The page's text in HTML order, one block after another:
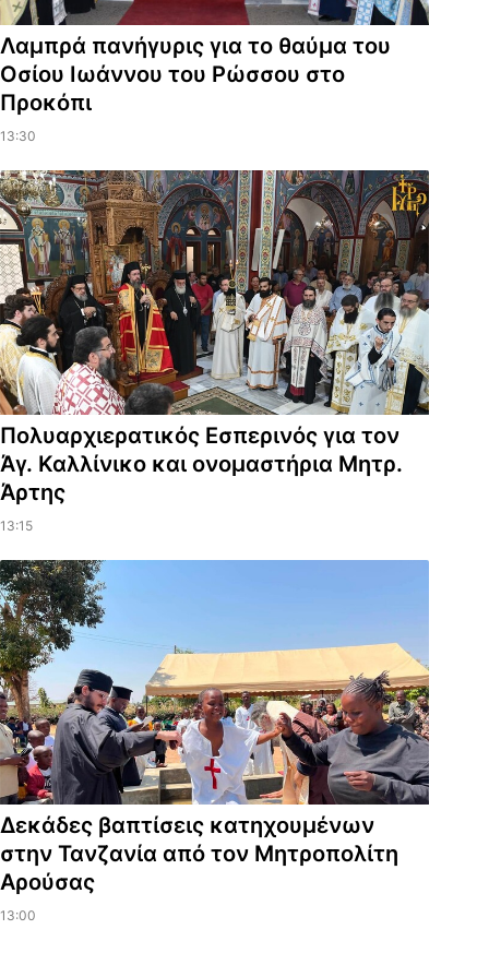
Λαμπρά πανήγυρις για το θαύμα του
Οσίου Ιωάννου του Ρώσσου στο
Προκόπι
13:30
Πολυαρχιερατικός Εσπερινός για τον
Άγ. Καλλίνικο και ονομαστήρια Μητρ.
Άρτης
13:15
Δεκάδες βαπτίσεις κατηχουμένων
στην Τανζανία από τον Μητροπολίτη
Αρούσας
13:00